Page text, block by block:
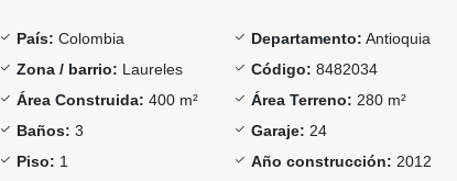
País: Colombia Departamento: Antioquia
Zona / barrio: Laureles Código: 8482034
Área Construida: 400 m² Área Terreno: 280 m²
Baños: 3 Garaje: 24
Piso: 1 Año construcción: 2012